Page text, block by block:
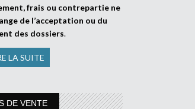
frais ou contrepartie ne
de l’acceptation ou du
des dossiers.
LA SUITE
DE VENTE